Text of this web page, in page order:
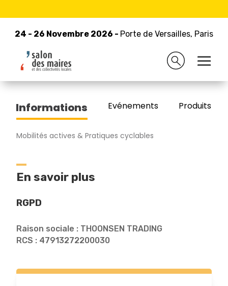
24 - 26 Novembre 2026 - Porte de Versailles, Paris
24 - 26 Novembre 2026 - Porte de Versailles, Paris
Retour à la liste des exposants
THOONSEN TRADING
Informations Evénements Produits/
Mobilités actives & Pratiques cyclables
En savoir plus
RGPD
Raison sociale : THOONSEN TRADING
RCS : 47913272200030